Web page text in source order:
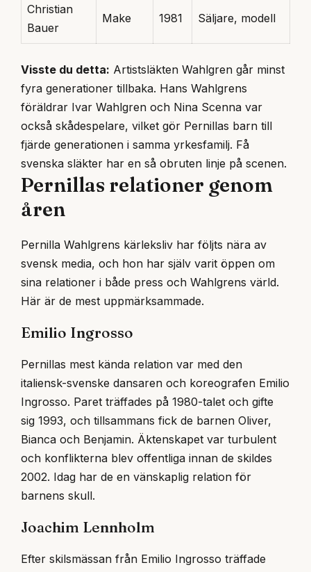
Christian
Bauer
Make 1981 Säljare, modell
Visste du detta: Artistsläkten Wahlgren går minst
fyra generationer tillbaka. Hans Wahlgrens
föräldrar Ivar Wahlgren och Nina Scenna var
också skådespelare, vilket gör Pernillas barn till
fjärde generationen i samma yrkesfamilj. Få
svenska släkter har en så obruten linje på scenen.
Pernillas relationer genom
åren
Pernilla Wahlgrens kärleksliv har följts nära av
svensk media, och hon har själv varit öppen om
sina relationer i både press och Wahlgrens värld.
Här är de mest uppmärksammade.
Emilio Ingrosso
Pernillas mest kända relation var med den
italiensk-svenske dansaren och koreografen Emilio
Ingrosso. Paret träffades på 1980-talet och gifte
sig 1993, och tillsammans fick de barnen Oliver,
Bianca och Benjamin. Äktenskapet var turbulent
och konflikterna blev offentliga innan de skildes
2002. Idag har de en vänskaplig relation för
barnens skull.
Joachim Lennholm
Efter skilsmässan från Emilio Ingrosso träffade